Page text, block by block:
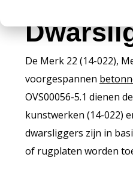
De Merk 22 (14-022),
voorgespannen
OVS00056-5.1 dienen
kunstwerken (14-022)
dwarsliggers zijn in
of rugplaten worden